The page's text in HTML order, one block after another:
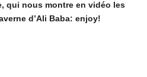
qui nous montre en vidéo les
d’Ali Baba: enjoy!